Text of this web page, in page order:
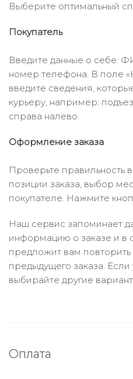
Выберите оптимальный
Покупатель
Введите данные о себе:
номер телефона. В поле
введите сведения,
курьеру, например:
справа налево.
Оформление заказа
Проверьте правильность
позиции заказа, выбор
покупателе. Нажмите
Наш сервис запоминает
информацию о заказе и в
предложит вам повторить
предыдущего заказа.
выбирайте другие
Оплата